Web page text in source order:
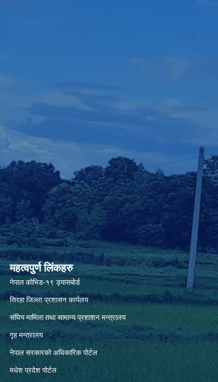
महत्वपुर्ण लिंकहरु
नेपाल कोभिड-१९ ड्यासबोर्ड
सिरहा जिल्ला प्रशासन कार्यलय
संघिय मामिला तथा सामान्य प्रशाशन मन्त्रालय
गृह मन्त्रालय
नेपाल सरकारको अधिकारिक पोर्टल
मधेश प्रदेश पोर्टल